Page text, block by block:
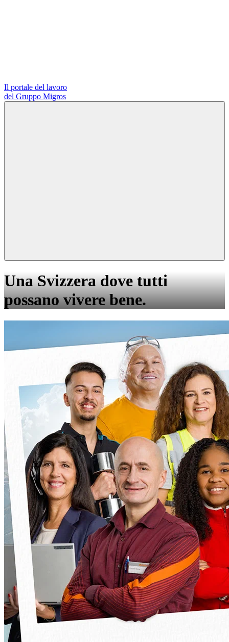
Il portale del lavoro
del Gruppo Migros
Una Svizzera dove tutti
possano vivere bene.